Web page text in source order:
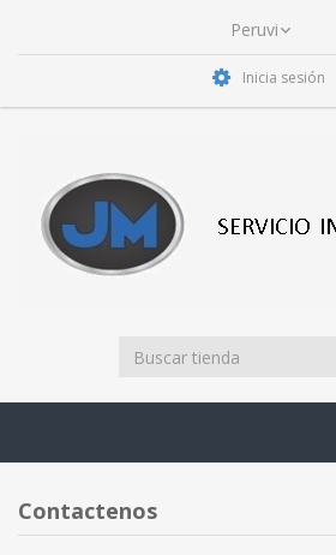
Inicia sesión
Contactenos